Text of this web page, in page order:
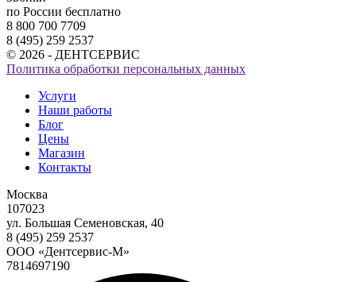
по России бесплатно
8 800 700 7709
8 (495) 259 2537
© 2026 - ДЕНТСЕРВИС
Политика обработки персональных данных
Услуги
Наши работы
Блог
Цены
Магазин
Контакты
Москва
107023
ул. Большая Семеновская, 40
8 (495) 259 2537
ООО «Дентсервис-М»
7814697190